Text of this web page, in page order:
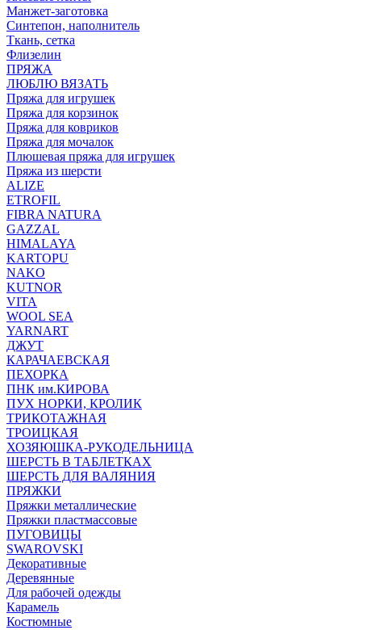
Манжет-заготовка
Синтепон, наполнитель
Ткань, сетка
Флизелин
ПРЯЖА
ЛЮБЛЮ ВЯЗАТЬ
Пряжа для игрушек
Пряжа для корзинок
Пряжа для ковриков
Пряжа для мочалок
Плюшевая пряжа для игрушек
Пряжа из шерсти
ALIZE
ETROFIL
FIBRA NATURA
GAZZAL
HIMALAYA
KARTOPU
NAKO
KUTNOR
VITA
WOOL SEA
YARNART
ДЖУТ
КАРАЧАЕВСКАЯ
ПЕХОРКА
ПНК им.КИРОВА
ПУХ НОРКИ, КРОЛИК
ТРИКОТАЖНАЯ
ТРОИЦКАЯ
ХОЗЯЮШКА-РУКОДЕЛЬНИЦА
ШЕРСТЬ В ТАБЛЕТКАХ
ШЕРСТЬ ДЛЯ ВАЛЯНИЯ
ПРЯЖКИ
Пряжки металлические
Пряжки пластмассовые
ПУГОВИЦЫ
SWAROVSKI
Декоративные
Деревянные
Для рабочей одежды
Карамель
Костюмные